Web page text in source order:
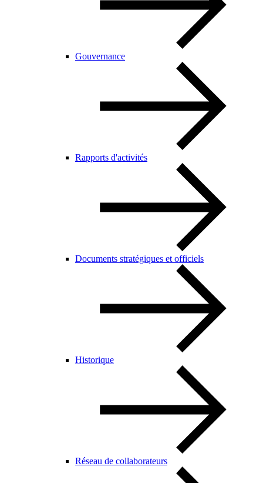
Gouvernance
Rapports d'activités
Documents stratégiques et officiels
Historique
Réseau de collaborateurs